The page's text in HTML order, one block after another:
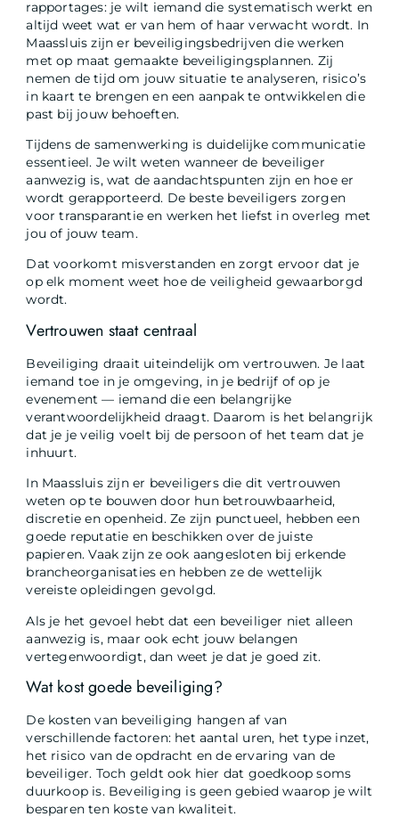
rapportages: je wilt iemand die systematisch werkt en
altijd weet wat er van hem of haar verwacht wordt. In
Maassluis zijn er beveiligingsbedrijven die werken
met op maat gemaakte beveiligingsplannen. Zij
nemen de tijd om jouw situatie te analyseren, risico’s
in kaart te brengen en een aanpak te ontwikkelen die
past bij jouw behoeften.
Tijdens de samenwerking is duidelijke communicatie
essentieel. Je wilt weten wanneer de beveiliger
aanwezig is, wat de aandachtspunten zijn en hoe er
wordt gerapporteerd. De beste beveiligers zorgen
voor transparantie en werken het liefst in overleg met
jou of jouw team.
Dat voorkomt misverstanden en zorgt ervoor dat je
op elk moment weet hoe de veiligheid gewaarborgd
wordt.
Vertrouwen staat centraal
Beveiliging draait uiteindelijk om vertrouwen. Je laat
iemand toe in je omgeving, in je bedrijf of op je
evenement — iemand die een belangrijke
verantwoordelijkheid draagt. Daarom is het belangrijk
dat je je veilig voelt bij de persoon of het team dat je
inhuurt.
In Maassluis zijn er beveiligers die dit vertrouwen
weten op te bouwen door hun betrouwbaarheid,
discretie en openheid. Ze zijn punctueel, hebben een
goede reputatie en beschikken over de juiste
papieren. Vaak zijn ze ook aangesloten bij erkende
brancheorganisaties en hebben ze de wettelijk
vereiste opleidingen gevolgd.
Als je het gevoel hebt dat een beveiliger niet alleen
aanwezig is, maar ook echt jouw belangen
vertegenwoordigt, dan weet je dat je goed zit.
Wat kost goede beveiliging?
De kosten van beveiliging hangen af van
verschillende factoren: het aantal uren, het type inzet,
het risico van de opdracht en de ervaring van de
beveiliger. Toch geldt ook hier dat goedkoop soms
duurkoop is. Beveiliging is geen gebied waarop je wilt
besparen ten koste van kwaliteit.